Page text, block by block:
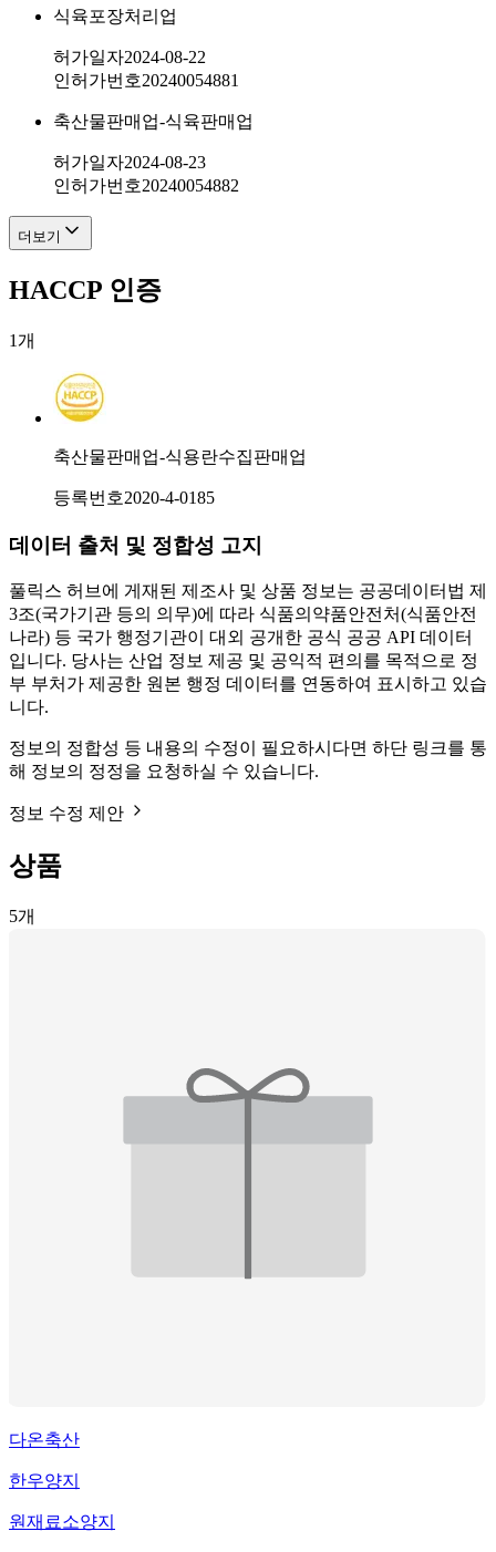
식육포장처리업
허가일자2024-08-22
인허가번호20240054881
축산물판매업-식육판매업
허가일자2024-08-23
인허가번호20240054882
더보기
HACCP 인증
1개
축산물판매업-식용란수집판매업
등록번호2020-4-0185
데이터 출처 및 정합성 고지
풀릭스 허브에 게재된 제조사 및 상품 정보는 공공데이터법 제
3조(국가기관 등의 의무)에 따라 식품의약품안전처(식품안전
나라) 등 국가 행정기관이 대외 공개한 공식 공공 API 데이터
입니다. 당사는 산업 정보 제공 및 공익적 편의를 목적으로 정
부 부처가 제공한 원본 행정 데이터를 연동하여 표시하고 있습
니다.
정보의 정합성 등 내용의 수정이 필요하시다면 하단 링크를 통
해 정보의 정정을 요청하실 수 있습니다.
정보 수정 제안
상품
5개
다온축산
한우양지
원재료소양지